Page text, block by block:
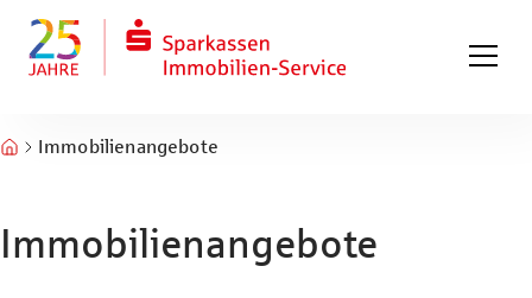
Zum Fuß springen
Immobilienangebote
Immobilienangebote